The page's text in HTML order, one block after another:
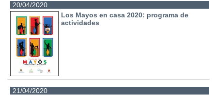
20/04/2020
Los Mayos en casa 2020: programa de
actividades
21/04/2020